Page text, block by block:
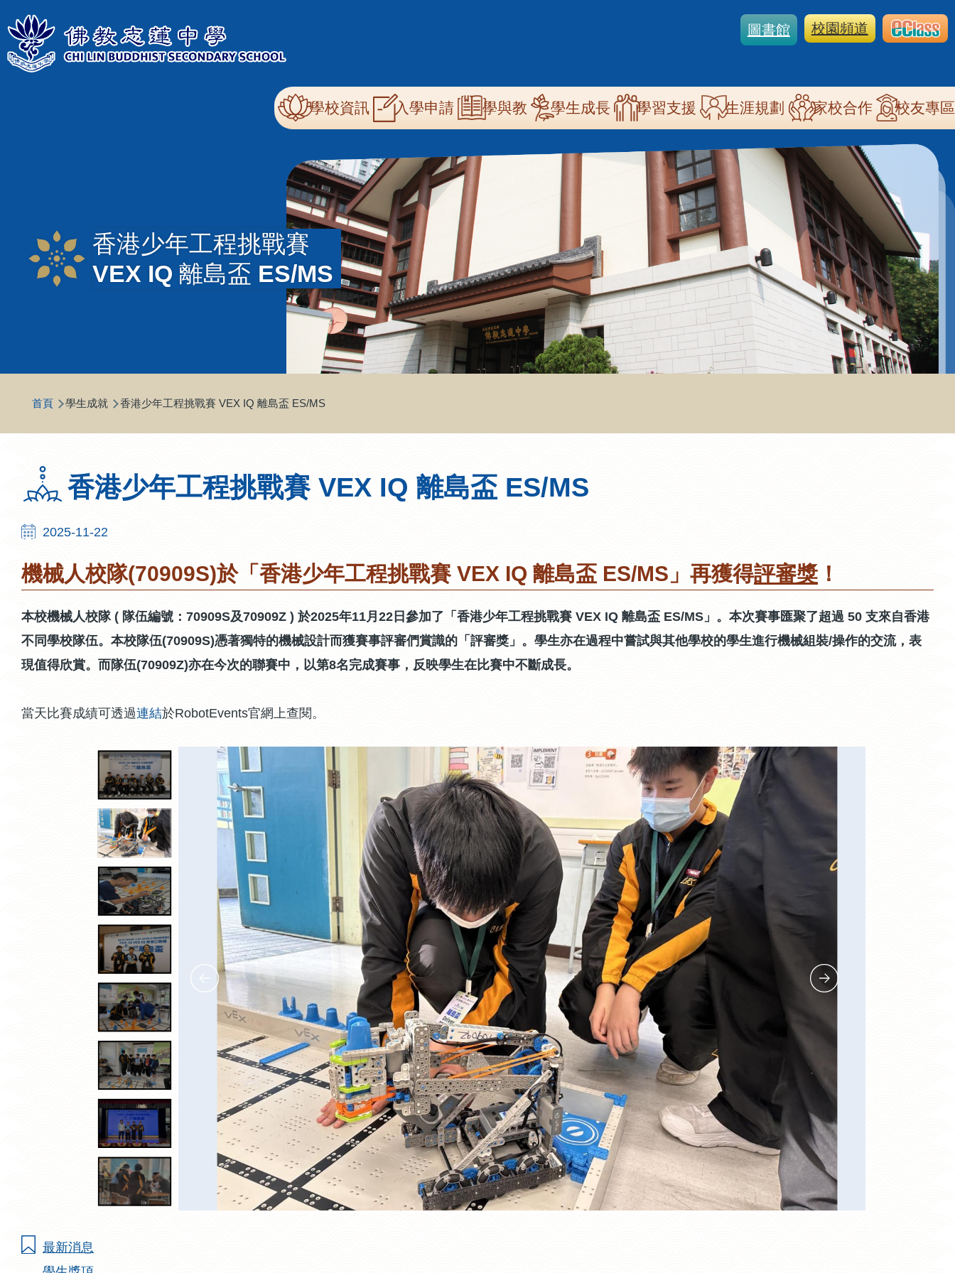
移至主內容
圖書館 校園頻道
Main
navigation
學校資訊 入學申請 學與教 學生成長 學習支援 生涯規劃 家校合作 校友專區
香港少年工程挑戰賽
VEX IQ 離島盃​ ES/MS
航
連
結
首頁 學生成就 香港少年工程挑戰賽 VEX IQ 離島盃​ ES/MS
香港少年工程挑戰賽 VEX IQ 離島盃​ ES/MS
2025-11-22
機械人校隊(70909S)於「香港少年工程挑戰賽 VEX IQ 離島盃​ ES/MS」再獲得評審獎 ！
本校機械人校隊 ( 隊伍編號：70909S及70909Z ) 於2025年11月22日參加了「香港少年工程挑戰賽 VEX IQ 離島盃​ ES/MS」。本次賽事匯聚了超過 50 支來自香港
不同學校隊伍。本校隊伍(70909S)憑著獨特的機械設計而獲賽事評審們賞識的「評審獎」。學生亦在過程中嘗試與其他學校的學生進行機械組裝/操作的交流，表
現值得欣賞。而隊伍(70909Z)亦在今次的聯賽中，以第8名完成賽事，反映學生在比賽中不斷成長。
當天比賽成績可透過連結於RobotEvents官網上查閱。
最新消息